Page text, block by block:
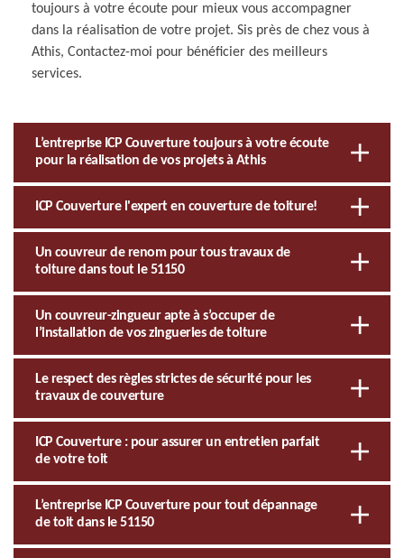
toujours à votre écoute pour mieux vous accompagner
dans la réalisation de votre projet. Sis près de chez vous à
Athis, Contactez-moi pour bénéficier des meilleurs
services.
L’entreprise ICP Couverture toujours à votre écoute
pour la réalisation de vos projets à Athis
ICP Couverture l'expert en couverture de toiture!
Un couvreur de renom pour tous travaux de
toiture dans tout le 51150
Un couvreur-zingueur apte à s’occuper de
l’installation de vos zingueries de toiture
Le respect des règles strictes de sécurité pour les
travaux de couverture
ICP Couverture : pour assurer un entretien parfait
de votre toit
L’entreprise ICP Couverture pour tout dépannage
de toit dans le 51150